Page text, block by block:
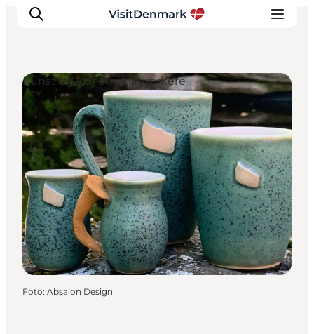
Inspiration
Destinationer
Oplevelser
Overnatning
Planlæg ferien
Kunst og kunsthåndværkere
Foto: Absalon Design